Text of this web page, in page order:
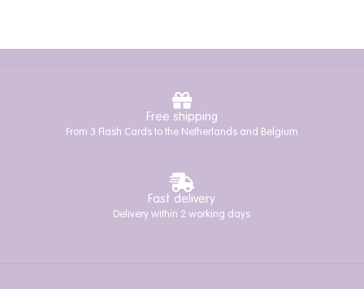
Free shipping
From 3 Flash Cards to the Netherlands and Belgium
Fast delivery
Delivery within 2 working days